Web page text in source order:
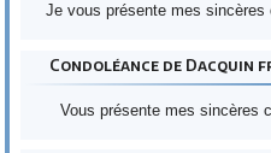
Je vous présente mes
Condoléance de Dacquin
Vous présente mes sincères